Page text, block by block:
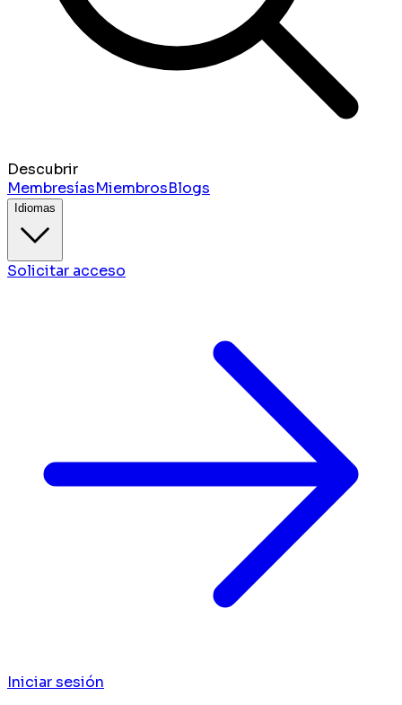
Descubrir
MembresíasMiembrosBlogs
Idiomas
Solicitar acceso
Iniciar sesión